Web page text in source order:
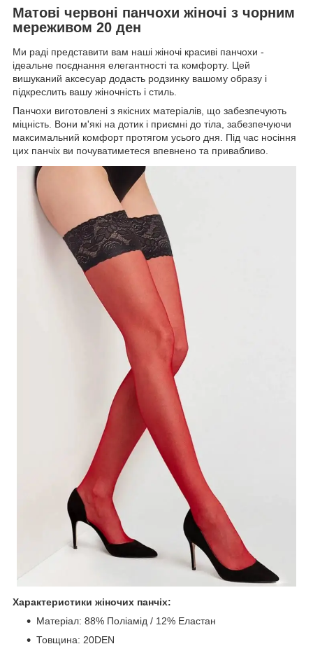
Матові червоні панчохи жіночі з чорним
мереживом 20 ден
Ми раді представити вам наші жіночі красиві панчохи -
ідеальне поєднання елегантності та комфорту. Цей
вишуканий аксесуар додасть родзинку вашому образу і
підкреслить вашу жіночність і стиль.
Панчохи виготовлені з якісних матеріалів, що забезпечують
міцність. Вони м'які на дотик і приємні до тіла, забезпечуючи
максимальний комфорт протягом усього дня. Під час носіння
цих панчіх ви почуватиметеся впевнено та привабливо.
Характеристики жіночих панчіх:
Матеріал: 88% Поліамід / 12% Еластан
Товщина: 20DEN